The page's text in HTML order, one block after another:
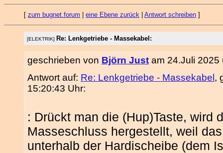
[ zum bugnet.forum eine Ebene zurück Antwort schreiben ]
[ELEKTRIK] Re: Lenkgetriebe - Massekabel:
geschrieben von Björn Just am 24.Juli 2025
Antwort auf: Re: Lenkgetriebe - Massekabel ,
15:20:43 Uhr:
: Drückt man die (Hup)Taste, wird
Masseschluss hergestellt, weil
unterhalb der Hardischeibe (dem